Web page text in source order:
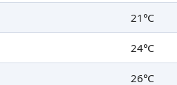
21°C
24°C
26°C